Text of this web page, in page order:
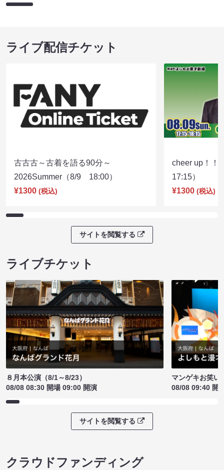
ライブ配信チケット
古古古～古着を語る90分～
2026Summer（8/9 18:00）
¥1300 (税込)
cheer up！
17:15）
¥1300 (税込)
サイトを閲覧する
ライブチケット
８月本公演（8/1～8/23）
08/08 08:30 開場 09:00 開演
マンゲキお笑い
08/08 09:40 開
サイトを閲覧する
クラウドファンディング